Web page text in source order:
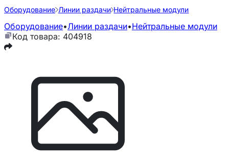
Оборудование Линии раздачи Нейтральные модули
Оборудование•Линии раздачи•Нейтральные модули
Код товара: 404918